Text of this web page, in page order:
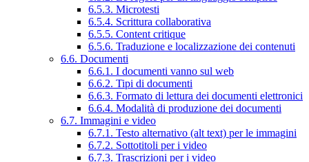
6.5.3. Microtesti
6.5.4. Scrittura collaborativa
6.5.5. Content critique
6.5.6. Traduzione e localizzazione dei contenuti
6.6. Documenti
6.6.1. I documenti vanno sul web
6.6.2. Tipi di documenti
6.6.3. Formato di lettura dei documenti elettronici
6.6.4. Modalità di produzione dei documenti
6.7. Immagini e video
6.7.1. Testo alternativo (alt text) per le immagini
6.7.2. Sottotitoli per i video
6.7.3. Trascrizioni per i video